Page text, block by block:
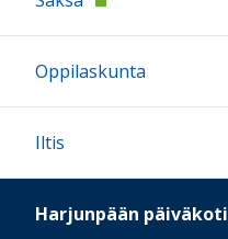
Oppilaskunta
Iltis
Harjunpään päiväkoti